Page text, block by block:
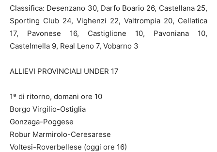
Classifica: Desenzano 30, Darfo Boario 26, Castellana 25,
Sporting Club 24, Vighenzi 22, Valtrompia 20, Cellatica
17, Pavonese 16, Castiglione 10, Pavoniana 10,
Castelmella 9, Real Leno 7, Vobarno 3
ALLIEVI PROVINCIALI UNDER 17
1ª di ritorno, domani ore 10
Borgo Virgilio-Ostiglia
Gonzaga-Poggese
Robur Marmirolo-Ceresarese
Voltesi-Roverbellese (oggi ore 16)